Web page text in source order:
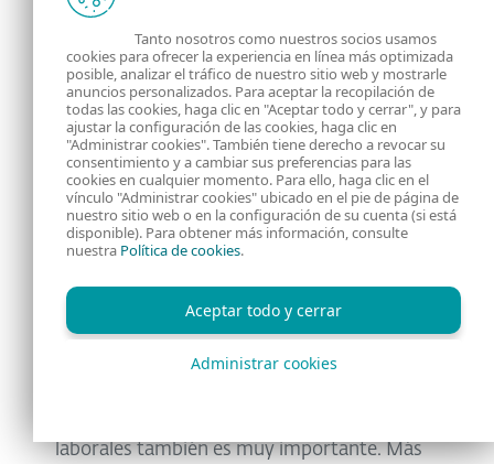
Pensamientos finales
Conocer estos ejemplos es muy útil para
estar al tanto de las nuevas estrategias que
encontrar nuevas víctimas.
A su vez, prestar atención a lasdiversas
laborales también es muy importante. Más
Tanto nosotros como nuestros socios usamos
cookies para ofrecer la experiencia en línea más optimizada
posible, analizar el tráfico de nuestro sitio web y mostrarle
anuncios personalizados. Para aceptar la recopilación de
todas las cookies, haga clic en "Aceptar todo y cerrar", y para
ajustar la configuración de las cookies, haga clic en
"Administrar cookies". También tiene derecho a revocar su
consentimiento y a cambiar sus preferencias para las
cookies en cualquier momento. Para ello, haga clic en el
vínculo "Administrar cookies" ubicado en el pie de página de
nuestro sitio web o en la configuración de su cuenta (si está
disponible). Para obtener más información, consulte
nuestra Política de cookies.
Aceptar todo y cerrar
Administrar cookies